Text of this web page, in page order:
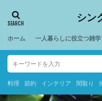
シン
ホーム 一人暮らしに役立つ雑学
料理 節約 インテリア 間取り